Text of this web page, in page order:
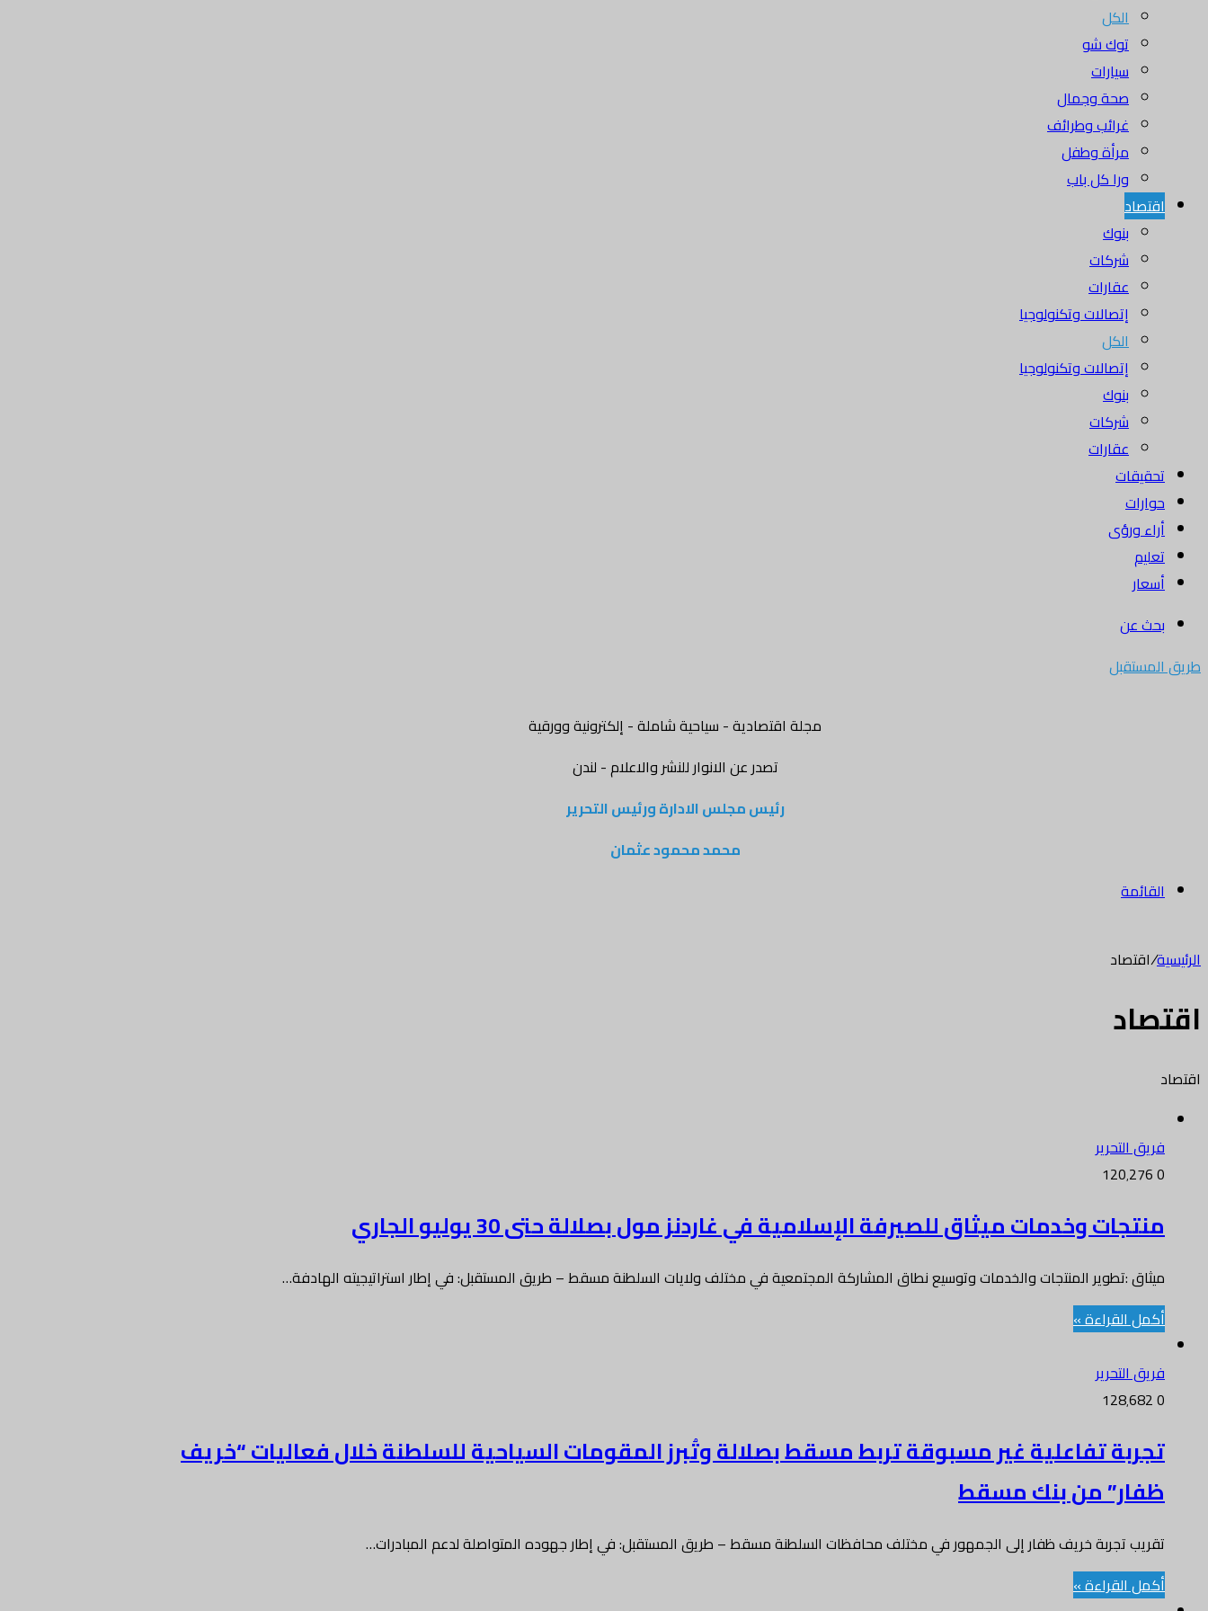
الكل
توك شو
سيارات
صحة وجمال
غرائب وطرائف
مرأة وطفل
ورا كل باب
اقتصاد
بنوك
شركات
عقارات
إتصالات وتكنولوجيا
الكل
إتصالات وتكنولوجيا
بنوك
شركات
عقارات
تحقيقات
حوارات
أراء ورؤى
تعليم
أسعار
بحث عن
طريق المستقبل
مجلة اقتصادية - سياحية شاملة - إلكترونية وورقية
تصدر عن الانوار للنشر والاعلام - لندن
رئيس مجلس الادارة ورئيس التحرير
محمد محمود عثمان
القائمة
الرئيسية/اقتصاد
اقتصاد
اقتصاد
فريق التحرير
0
منتجات وخدمات ميثاق للصيرفة الإسلامية في غاردنز مول بصلالة حتى 30 يوليو الجاري
ميثاق :تطوير المنتجات والخدمات وتوسيع نطاق المشاركة المجتمعية في مختلف ولايات السلطنة مسقط – طريق المستقبل: في إطار استراتيجيته الهادفة…
أكمل القراءة »
فريق التحرير
0
تجربة تفاعلية غير مسبوقة تربط مسقط بصلالة وتُبرز المقومات السياحية للسلطنة خلال فعاليات “خريف
ظفار” من بنك مسقط
تقريب تجربة خريف ظفار إلى الجمهور في مختلف محافظات السلطنة مسقط – طريق المستقبل: في إطار جهوده المتواصلة لدعم المبادرات…
أكمل القراءة »